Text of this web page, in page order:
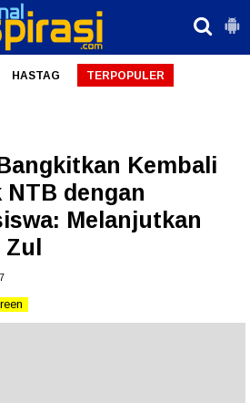
HASTAG TERPOPULER
Kembali
NTB dengan
Melanjutkan